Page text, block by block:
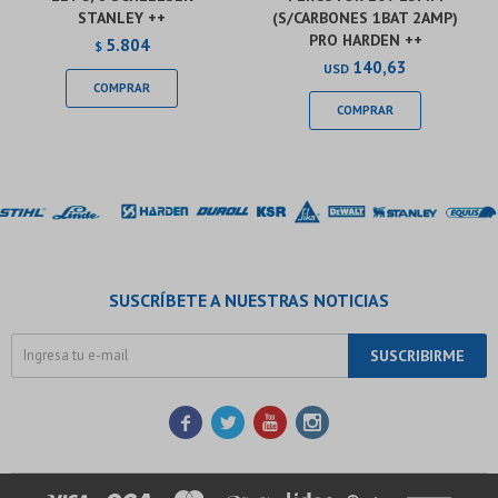
STANLEY ++
$ 5.804
(S/CARBONES 1BAT 2AMP)
PRO HARDEN ++
USD 140,63
SUSCRÍBETE A NUESTRAS NOTICIAS
SUSCRIBIRME
   